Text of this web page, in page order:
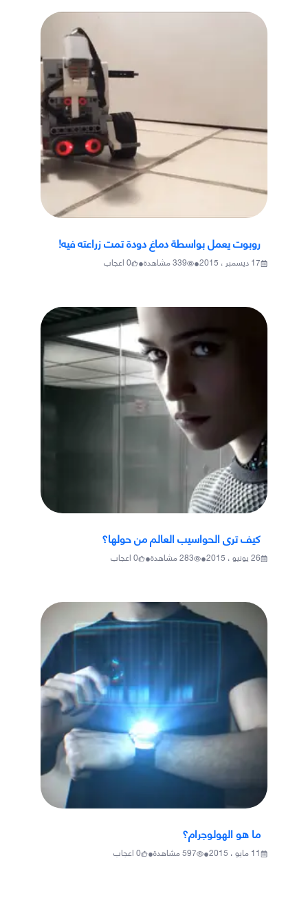
روبوت يعمل بواسطة دماغ دودة تمت زراعته فيه!
17 ديسمبر ، 2015 •
339مشاهدة•
0اعجاب
كيف ترى الحواسيب العالم من حولها؟
26 يونيو ، 2015 •
283مشاهدة•
0اعجاب
ما هو الهولوجرام؟
11 مايو ، 2015 •
597مشاهدة•
0اعجاب